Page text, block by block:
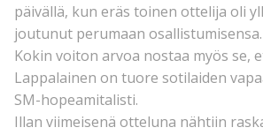
päivällä, kun eräs toinen ottelija oli
joutunut perumaan osallistumisensa.
Kokin voiton arvoa nostaa myös se,
Lappalainen on tuore sotilaiden
SM-hopeamitalisti.
Illan viimeisenä otteluna nähtiin